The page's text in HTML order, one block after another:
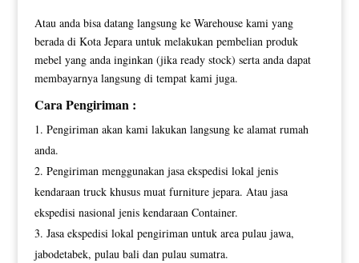
Atau anda bisa datang langsung ke Warehouse kami yang
berada di Kota Jepara untuk melakukan pembelian produk
mebel yang anda inginkan (jika ready stock) serta anda dapat
membayarnya langsung di tempat kami juga.
Cara Pengiriman :
Pengiriman akan kami lakukan langsung ke alamat rumah
anda.
Pengiriman menggunakan jasa ekspedisi lokal jenis
kendaraan truck khusus muat furniture jepara. Atau jasa
ekspedisi nasional jenis kendaraan Container.
Jasa ekspedisi lokal pengiriman untuk area pulau jawa,
jabodetabek, pulau bali dan pulau sumatra.